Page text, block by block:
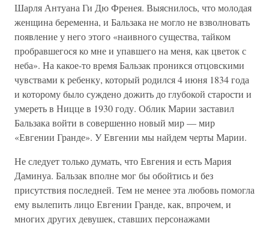
Шарля Антуана Ги Дю Френея. Выяснилось, что молодая
женщина беременна, и Бальзака не могло не взволновать
появление у него этого «наивного существа, тайком
пробравшегося ко мне и упавшего на меня, как цветок с
неба». На какое-то время Бальзак проникся отцовскими
чувствами к ребенку, который родился 4 июня 1834 года
и которому было суждено дожить до глубокой старости и
умереть в Ницце в 1930 году. Облик Марии заставил
Бальзака войти в совершенно новый мир — мир
«Евгении Гранде». У Евгении мы найдем черты Марии.
Не следует только думать, что Евгения и есть Мария
Даминуа. Бальзак вполне мог бы обойтись и без
присутствия последней. Тем не менее эта любовь помогла
ему вылепить лицо Евгении Гранде, как, впрочем, и
многих других девушек, ставших персонажами